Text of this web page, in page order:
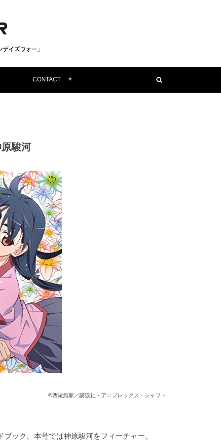
CONTACT
駿河
©西尾維新／講談社・アニプレックス・シャフト
ック。本号では神原駿河をフィーチャー。